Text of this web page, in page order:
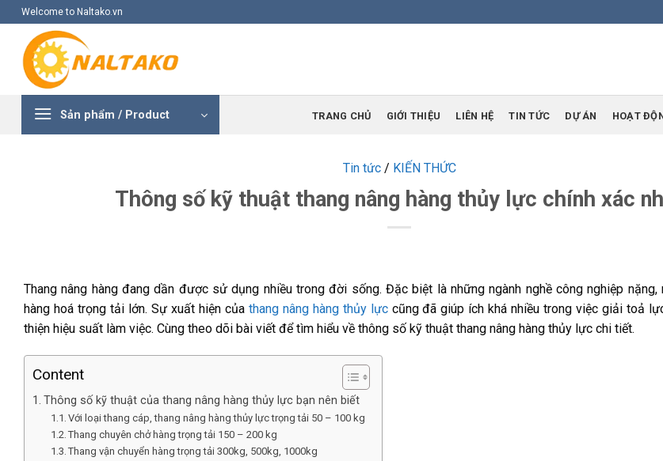
Skip
to
content
Welcome to Naltako.vn
Sản phẩm / Product TRANG CHỦ GIỚI THIỆU LIÊN HỆ TIN TỨC DỰ ÁN HOẠT
Tin tức/ KIẾN THỨC
Thông số kỹ thuật thang nâng hàng thủy lực chính xác
Thang nâng hàng đang dần được sử dụng nhiều trong đời sống. Đặc biệt là những ngành nghề công nghiệp nặng,
hàng hoá trọng tải lớn. Sự xuất hiện của thang nâng hàng thủy lựccũng đã giúp ích khá nhiều trong việc giải toả
thiện hiệu suất làm việc. Cùng theo dõi bài viết để tìm hiểu về thông số kỹ thuật thang nâng hàng thủy lực chi tiết.
Content
Thông số kỹ thuật của thang nâng hàng thủy lực bạn nên biết
Với loại thang cáp, thang nâng hàng thủy lực trọng tải 50 – 100 kg
Thang chuyên chở hàng trọng tải 150 – 200 kg
Thang vận chuyển hàng trọng tải 300kg, 500kg, 1000kg